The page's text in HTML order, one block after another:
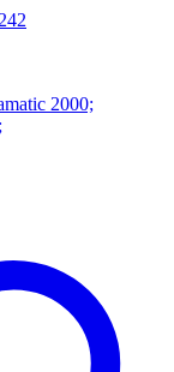
2000;